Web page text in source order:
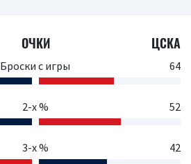
ОЧКИ ЦСКА
Броски с игры 64
2-х % 52
3-х % 42